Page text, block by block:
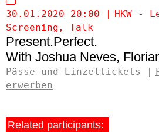
30.01.2020 20:00
HKW -
Screening
Talk
Present.Perfect.
Joshua Neves
Pässe und Einzeltickets
erwerben
Related participants: